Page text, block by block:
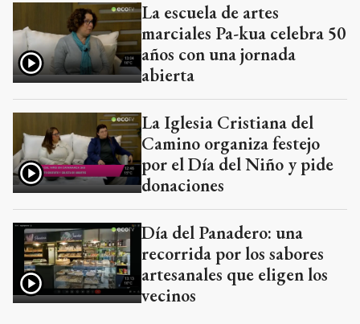
La escuela de artes
marciales Pa-kua celebra 50
años con una jornada
abierta
La Iglesia Cristiana del
Camino organiza festejo
por el Día del Niño y pide
donaciones
Día del Panadero: una
recorrida por los sabores
artesanales que eligen los
vecinos